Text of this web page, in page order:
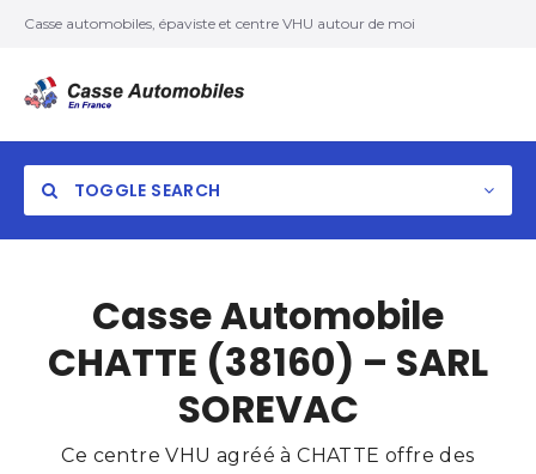
Casse automobiles, épaviste et centre VHU autour de moi
TOGGLE SEARCH
Casse Automobile
CHATTE (38160) – SARL
SOREVAC
Ce centre VHU agréé à CHATTE offre des